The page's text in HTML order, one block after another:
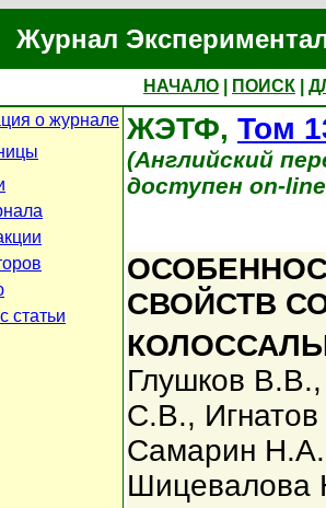
Журнал
НАЧАЛО ПОИСК
о журнале
статьи
ЖЭТФ, Том
(Английский
доступен on-
СВОЙСТВ
Глушков В.В.
С.В.,
Самарин Н.А.